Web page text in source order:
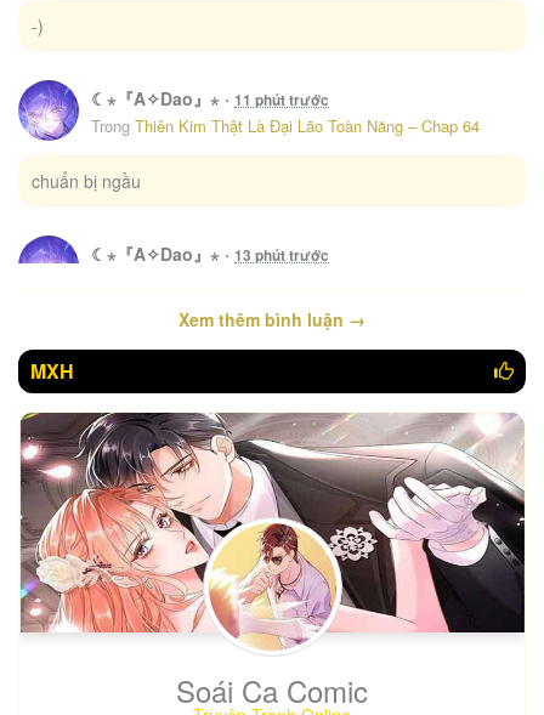
-)
☾⋆『A✧Dao』⋆ · 11 phút trước
Trong Thiên Kim Thật Là Đại Lão Toàn Năng – Chap 64
chuẩn bị ngầu
☾⋆『A✧Dao』⋆ · 13 phút trước
ê giờ art của phó quân thâm nó sắc xảo hơn r í thích bản...
Minsaily Kpogodo·2 giờ trước
TrongTôi Cũng Muốn Làm Mợ Út – Chap 90
Merci Merci beaucoup Monsieur/ Madame l'auteur je pourrais
m'inspirer de ça pour écrire mon histoire...
Tinhtinh·5 giờ trước
TrongTrở Thành Bảo Mẫu Mắc Bệnh Nan Y Của Nam Chính Hắc Ám – Chap 1
Xem thêm bình luận →
MXH
Soái Ca Comic